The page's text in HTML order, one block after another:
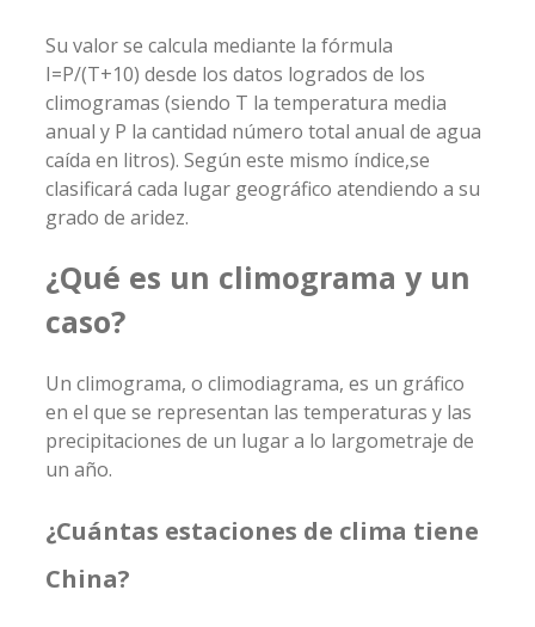
Su valor se calcula mediante la fórmula
I=P/(T+10) desde los datos logrados de los
climogramas (siendo T la temperatura media
anual y P la cantidad número total anual de agua
caída en litros). Según este mismo índice,se
clasificará cada lugar geográfico atendiendo a su
grado de aridez.
¿Qué es un climograma y un
caso?
Un climograma, o climodiagrama, es un gráfico
en el que se representan las temperaturas y las
precipitaciones de un lugar a lo largometraje de
un año.
¿Cuántas estaciones de clima tiene
China?